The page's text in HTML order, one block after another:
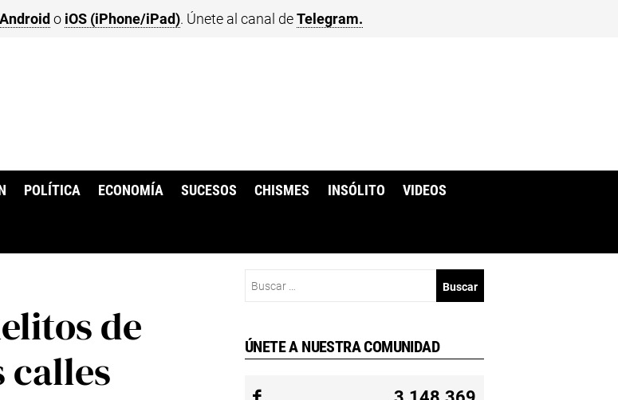
Android o iOS (iPhone/iPad). Únete al canal deTelegram.
POLÍTICA ECONOMÍA SUCESOS CHISMES INSÓLITO VIDEOS
de
calles
ÚNETE A NUESTRA COMUNIDAD